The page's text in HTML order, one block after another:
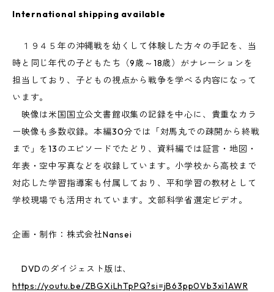
International shipping available
１９４５年の沖縄戦を幼くして体験した方々の手記を、当
時と同じ年代の子どもたち（9歳～18歳）がナレーションを
担当しており、子どもの視点から戦争を学べる内容になって
います。
映像は米国国立公文書館収集の記録を中心に、貴重なカラ
ー映像も多数収録。本編30分では「対馬丸での疎開から終戦
まで」を13のエピソードでたどり、資料編では証言・地図・
年表・空中写真などを収録しています。小学校から高校まで
対応した学習指導案も付属しており、平和学習の教材として
学校現場でも活用されています。文部科学省選定ビデオ。
企画・制作：株式会社Nansei
DVDのダイジェスト版は、
https://youtu.be/ZBGXiLhTpPQ?si=jB63pp0Vb3xi1AWR